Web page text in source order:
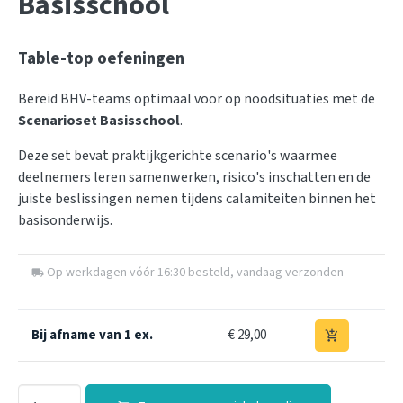
Table-top oefeningen
Bereid BHV-teams optimaal voor op noodsituaties met de
Scenarioset Basisschool.
Deze set bevat praktijkgerichte scenario's waarmee
deelnemers leren samenwerken, risico's inschatten en de
juiste beslissingen nemen tijdens calamiteiten binnen het
basisonderwijs.
local_shipping Op werkdagen vóór 16:30 besteld, vandaag verzonden
Bij afname van 1 ex. € 29,00 add_shopping_cart